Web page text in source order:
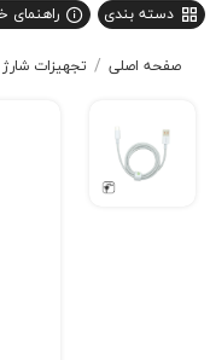
راهنمای خرید عمده
/ تجهیزات شارژ